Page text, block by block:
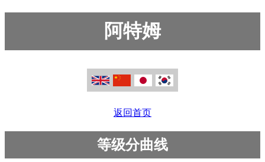
阿特姆
返回首页
等级分曲线